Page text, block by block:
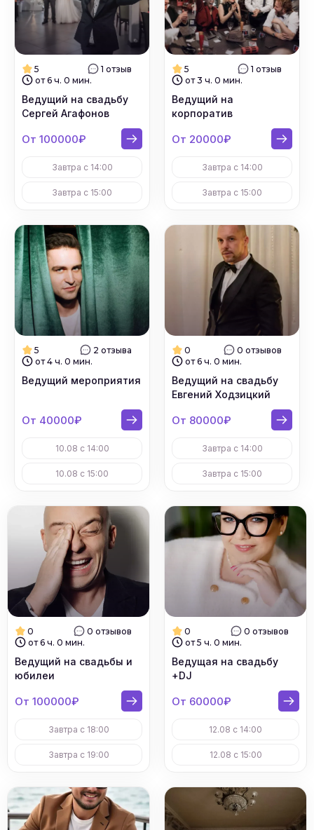
5
1 отзыв
от 6 ч. 0 мин.
Ведущий на свадьбу
Сергей Агафонов
От 100000₽
Завтра с 14:00
Завтра с 15:00
5
1 отзыв
от 3 ч. 0 мин.
Ведущий на
корпоратив
От 20000₽
Завтра с 14:00
Завтра с 15:00
5
2 отзыва
от 4 ч. 0 мин.
Ведущий мероприятия
От 40000₽
10.08 с 14:00
10.08 с 15:00
0
0 отзывов
от 6 ч. 0 мин.
Ведущий на свадьбу
Евгений Ходзицкий
От 80000₽
Завтра с 14:00
Завтра с 15:00
0
0 отзывов
от 6 ч. 0 мин.
Ведущий на свадьбы и
юбилеи
От 100000₽
Завтра с 18:00
Завтра с 19:00
0
0 отзывов
от 5 ч. 0 мин.
Ведущая на свадьбу
+DJ
От 60000₽
12.08 с 14:00
12.08 с 15:00